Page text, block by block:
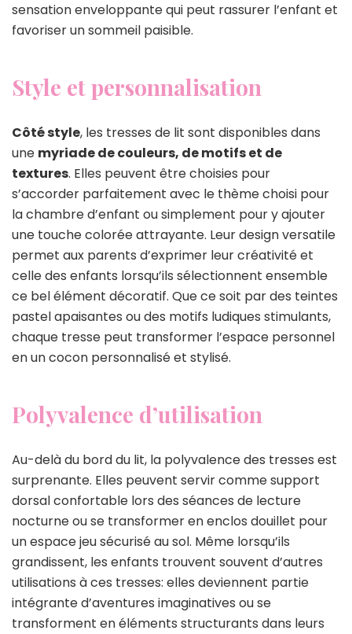
sensation enveloppante qui peut rassurer l’enfant et
favoriser un sommeil paisible.
Style et personnalisation
Côté style, les tresses de lit sont disponibles dans
une myriade de couleurs, de motifs et de
textures. Elles peuvent être choisies pour
s’accorder parfaitement avec le thème choisi pour
la chambre d’enfant ou simplement pour y ajouter
une touche colorée attrayante. Leur design versatile
permet aux parents d’exprimer leur créativité et
celle des enfants lorsqu’ils sélectionnent ensemble
ce bel élément décoratif. Que ce soit par des teintes
pastel apaisantes ou des motifs ludiques stimulants,
chaque tresse peut transformer l’espace personnel
en un cocon personnalisé et stylisé.
Polyvalence d’utilisation
Au-delà du bord du lit, la polyvalence des tresses est
surprenante. Elles peuvent servir comme support
dorsal confortable lors des séances de lecture
nocturne ou se transformer en enclos douillet pour
un espace jeu sécurisé au sol. Même lorsqu’ils
grandissent, les enfants trouvent souvent d’autres
utilisations à ces tresses: elles deviennent partie
intégrante d’aventures imaginatives ou se
transforment en éléments structurants dans leurs